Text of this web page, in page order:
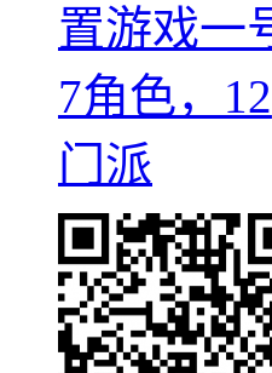
置游戏一
7角色，12
门派